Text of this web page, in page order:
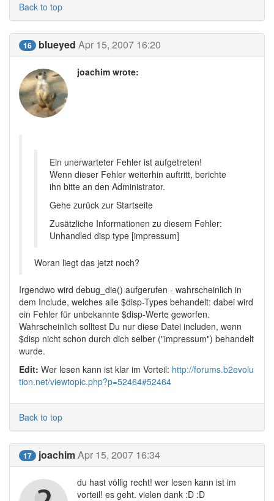
Back to top
16 blueyed Apr 15, 2007 16:20
joachim wrote:
Ein unerwarteter Fehler ist aufgetreten!
Wenn dieser Fehler weiterhin auftritt, berichte
ihn bitte an den Administrator.
Gehe zurück zur Startseite
Zusätzliche Informationen zu diesem Fehler:
Unhandled disp type [impressum]
Woran liegt das jetzt noch?
Irgendwo wird debug_die() aufgerufen - wahrscheinlich in
dem Include, welches alle $disp-Types behandelt: dabei wird
ein Fehler für unbekannte $disp-Werte geworfen.
Wahrscheinlich solltest Du nur diese Datei includen, wenn
$disp nicht schon durch dich selber ("impressum") behandelt
wurde.
Edit: Wer lesen kann ist klar im Vorteil: http://forums.b2evolu
tion.net/viewtopic.php?p=52464#52464
Back to top
17 joachimApr 15, 2007 16:34
du hast völlig recht! wer lesen kann ist im
vorteil! es geht. vielen dank :D :D